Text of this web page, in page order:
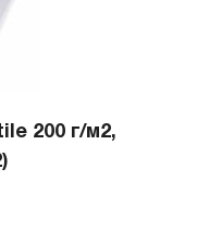
200 г/м2,